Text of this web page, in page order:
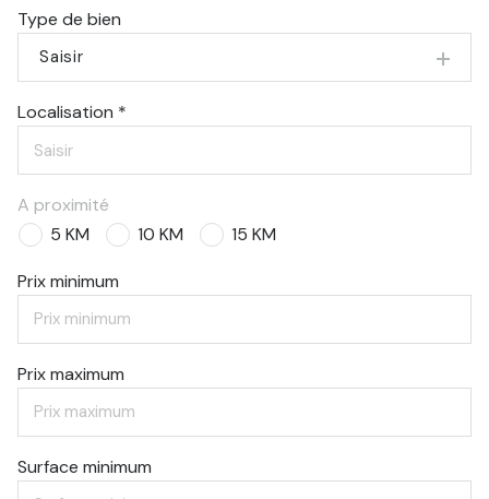
Type de bien
Saisir
Localisation *
A proximité
5 KM
10 KM 15 KM
Prix minimum
Prix maximum
Surface minimum